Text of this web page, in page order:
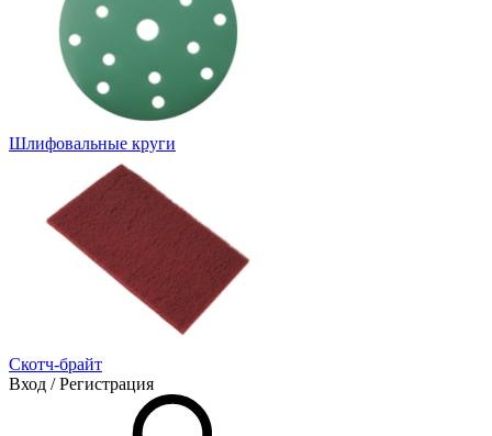
Шлифовальные круги
Скотч-брайт
Вход / Регистрация